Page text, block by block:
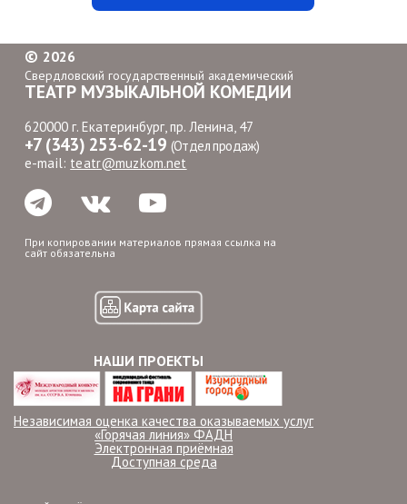
© 2026
Свердловский государственный академический
ТЕАТР МУЗЫКАЛЬНОЙ КОМЕДИИ
620000 г. Екатеринбург, пр. Ленина, 47
+7 (343) 253-62-19 (Отдел продаж)
e-mail: teatr@muzkom.net
При копировании материалов прямая ссылка на
сайт обязательна
НАШИ ПРОЕКТЫ
Независимая оценка качества оказываемых услуг
«Горячая линия» ФАДН
Электронная приёмная
Доступная среда